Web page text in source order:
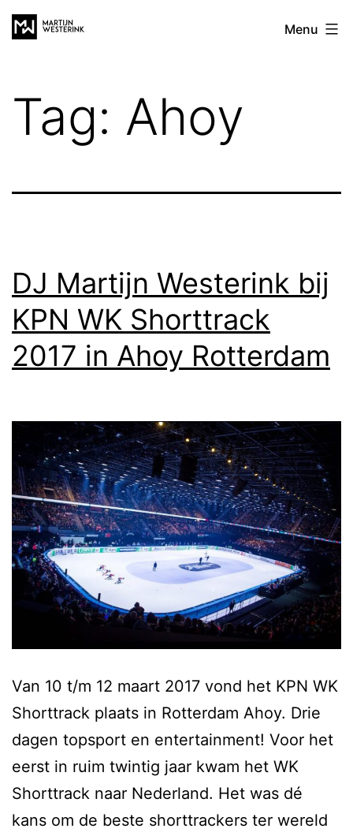
Ga
naar
inhoud
Martijn
Menu
Tag: Ahoy
DJ Martijn Westerink bij
KPN WK Shorttrack
2017 in Ahoy Rotterdam
Van 10 t/m 12 maart 2017 vond het KPN WK
Shorttrack plaats in Rotterdam Ahoy. Drie
dagen topsport en entertainment! Voor het
eerst in ruim twintig jaar kwam het WK
Shorttrack naar Nederland. Het was dé
kans om de beste shorttrackers ter wereld